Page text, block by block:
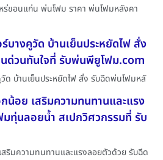
ร่ขอนแก่น พ่นโฟม ราคา พ่นโฟมหลังคา
บางคูวัด บ้านเย็นประหยัดไฟ สั่ง
ด่วนทันใจที่ รับพ่นพียูโฟม.com
ด บ้านเย็นประหยัดไฟ สั่ง รับฉีดพ่นโฟมหลั
อย เสริมความทนทานและแรง
ทุ่นลอยน้ำ สเปกวิศวกรรมที่ รับ
ริมความทนทานและแรงลอยตัวด้วย รับฉีด